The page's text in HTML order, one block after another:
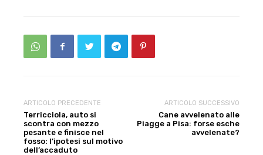
ARTICOLO PRECEDENTE
Terricciola, auto si
scontra con mezzo
pesante e finisce nel
fosso: l’ipotesi sul motivo
dell’accaduto
ARTICOLO SUCCESSIVO
Cane avvelenato alle
Piagge a Pisa: forse esche
avvelenate?